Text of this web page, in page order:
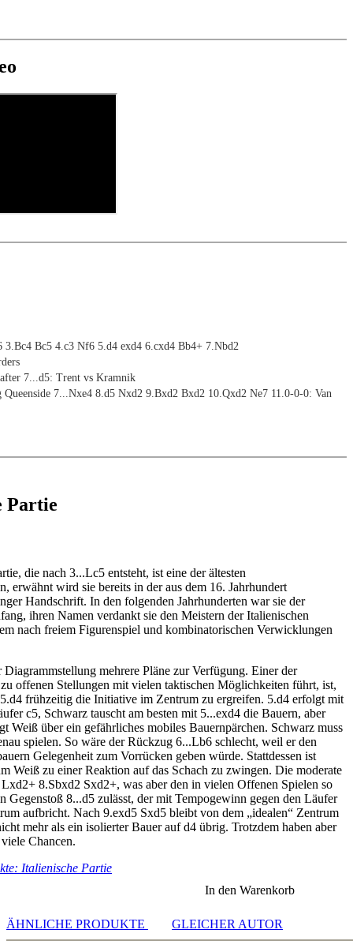
3.Bc4 Bc5 4.c3 Nf6 5.d4 exd4 6.cxd4 Bb4+ 7.Nbd2
7...d5: Trent vs Kramnik
Queenside 7...Nxe4 8.d5 Nxd2 9.Bxd2 Bxd2 10.Qxd2 Ne7 11.0-0-0: Van
Partie
die nach 3...Lc5 entsteht, ist eine der ältesten
erwähnt wird sie bereits in der aus dem 16. Jahrhundert
Handschrift. In den folgenden Jahrhunderten war sie der
ihren Namen verdankt sie den Meistern der Italienischen
nach freiem Figurenspiel und kombinatorischen Verwicklungen
Diagrammstellung mehrere Pläne zur Verfügung. Einer der
zu offenen Stellungen mit vielen taktischen Möglichkeiten führt, ist,
frühzeitig die Initiative im Zentrum zu ergreifen. 5.d4 erfolgt mit
c5, Schwarz tauscht am besten mit 5...exd4 die Bauern, aber
Weiß über ein gefährliches mobiles Bauernpärchen. Schwarz muss
spielen. So wäre der Rückzug 6...Lb6 schlecht, weil er den
Gelegenheit zum Vorrücken geben würde. Stattdessen ist
Weiß zu einer Reaktion auf das Schach zu zwingen. Die moderate
8.Sbxd2 Sxd2+, was aber den in vielen Offenen Spielen so
Gegenstoß 8...d5 zulässt, der mit Tempogewinn gegen den Läufer
aufbricht. Nach 9.exd5 Sxd5 bleibt von dem „idealen“ Zentrum
mehr als ein isolierter Bauer auf d4 übrig. Trotzdem haben aber
Chancen.
Italienische Partie
In den Warenkorb
ÄHNLICHE PRODUKTE GLEICHER AUTOR